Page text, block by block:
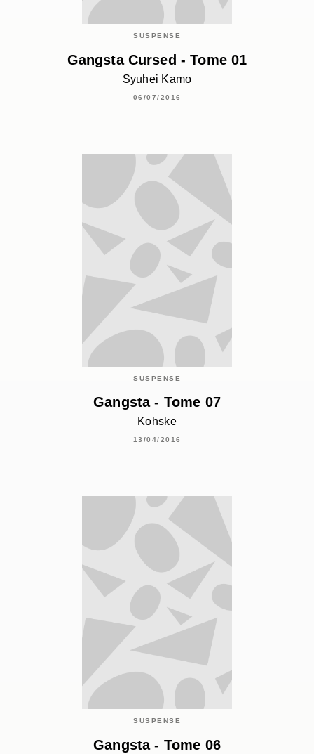
SUSPENSE
Gangsta Cursed - Tome 01
Syuhei Kamo
06/07/2016
SUSPENSE
Gangsta - Tome 07
Kohske
13/04/2016
SUSPENSE
Gangsta - Tome 06